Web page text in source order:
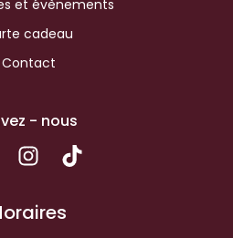
et évènements
cadeau
Contact
- nous